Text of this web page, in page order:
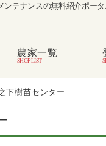
ンテナンスの無料紹介ポー
農家一覧
下樹苗センター